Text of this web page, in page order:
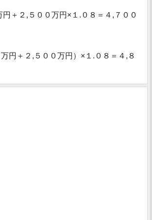
円＋２,５００万円×１.０８＝４,７００
円＋２,５００万円）×１.０８＝４,８